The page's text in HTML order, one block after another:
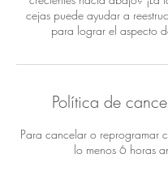
cejas puede ayudar a
para lograr el aspecto
Política de
Para cancelar o reprogramar
lo menos 6 horas